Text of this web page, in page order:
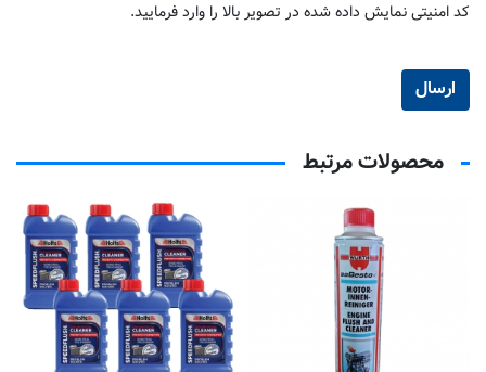
کد امنیتی نمایش داده شده در تصویر بالا را وارد فرمایید.
محصولات مرتبط